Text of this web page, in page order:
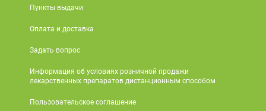
Пункты выдачи
Оплата и доставка
Задать вопрос
Информация об условиях розничной продажи
лекарственных препаратов дистанционным способом
Пользовательское соглашение